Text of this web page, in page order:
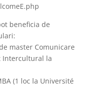
beneficia de
master Comunicare
Intercultural la
(1 loc la Université